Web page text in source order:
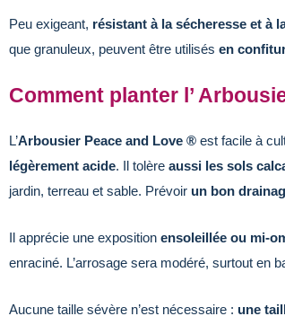
Peu exigeant, résistant à la sécheresse et à
que granuleux, peuvent être utilisés en
Comment planter l’
L’Arbousier Peace and Love ® est facile à
légèrement acide. Il tolère aussi les sols
jardin, terreau et sable. Prévoir un bon
Il apprécie une exposition ensoleillée ou mi-
enraciné. L’arrosage sera modéré, surtout en
Aucune taille sévère n’est nécessaire : une